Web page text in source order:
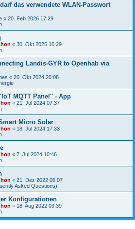
das verwendete WLAN-Passwort
« 20. Feb 2026 17:29
« 30. Okt 2025 10:29
Landis-GYR to Openhab via
« 20. Okt 2024 20:08
MQTT Panel" - App
« 21. Jul 2024 07:37
Micro Solar
« 18. Jul 2024 17:33
« 7. Jul 2024 10:46
« 21. Dez 2022 06:07
Asked Questions)
Konfigurationen
« 18. Aug 2022 09:39